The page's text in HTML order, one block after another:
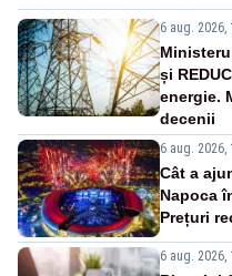
6 aug. 2026,
și
energie.
decenii
6 aug. 2026,
Cât a
Napoca
Prețuri
6 aug. 2026,